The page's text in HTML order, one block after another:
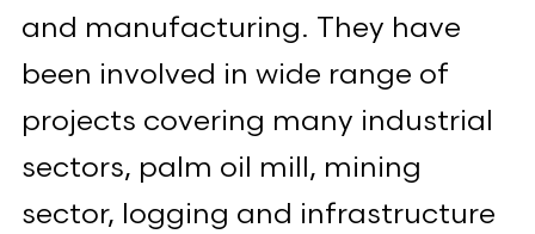
and manufacturing. They have
been involved in wide range of
projects covering many industrial
sectors, palm oil mill, mining
sector, logging and infrastructure